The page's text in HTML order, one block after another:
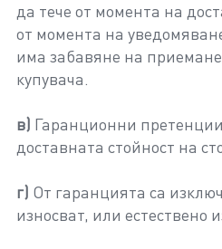
да тече от момента на
от момента на
има забавяне на
купувача.
в) Гаранционни
доставната стойност на
г) От гаранцията са
износват, или естествено